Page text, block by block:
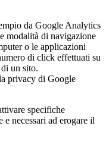
da Google Analytics
modalità di navigazione
o le applicazioni
di click effettuati su
un sito.
privacy di Google
specifiche
necessari ad erogare il